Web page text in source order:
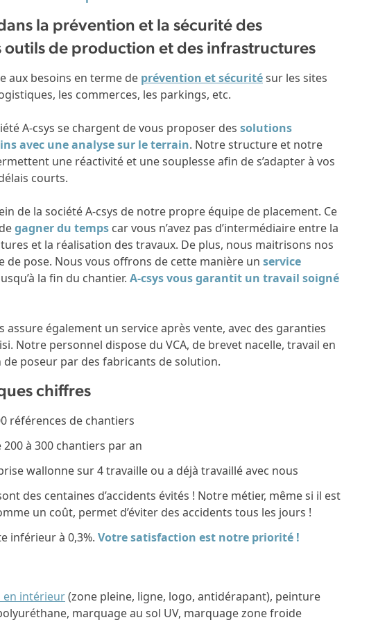
la prévention et la sécurité des
outils de production et des infrastructures
aux besoins en terme de prévention et sécuritésur les sites
les commerces, les parkings, etc.
A-csys se chargent de vous proposer des solutions
avec une analyse sur le terrain. Notre structure et notre
une réactivité et une souplesse afin de s’adapter à vos
courts.
de la société A-csys de notre propre équipe de placement. Ce
gagner du temps car vous n’avez pas d’intermédiaire entre la
et la réalisation des travaux. De plus, nous maitrisons nos
de pose. Nous vous offrons de cette manière un service
la fin du chantier. A-csys vous garantit un travail soigné
assure également un service après vente, avec des garanties
Notre personnel dispose du VCA, de brevet nacelle, travail en
de poseur par des fabricants de solution.
chiffres
références de chantiers
à 300 chantiers par an
wallonne sur 4 travaille ou a déjà travaillé avec nous
des centaines d’accidents évités ! Notre métier, même si il est
un coût, permet d’éviter des accidents tous les jours !
inférieur à 0,3%. Votre satisfaction est notre priorité !
en intérieur(zone pleine, ligne, logo, antidérapant), peinture
marquage au sol UV, marquage zone froide